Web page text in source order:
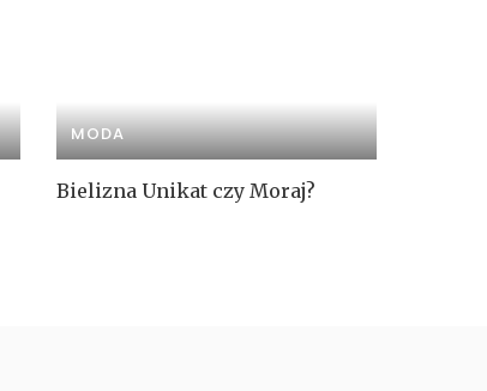
MODA
Bielizna Unikat czy Moraj?